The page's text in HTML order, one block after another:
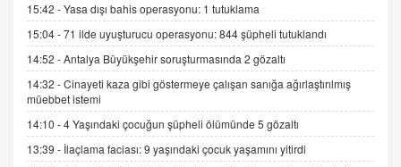
İNCİ GÜL AKÖL
Trump Keşke Adana'yı da Ziyaret Etse...
06.07.2026 13:00
ADEM AKÖL
Esed Destekçilerinin Yüzüne Vurulan Şamar:
Sednaya
11.12.2024 12:30
15:42 -Yasa dışı bahis operasyonu: 1 tutuklama
15:04 -71 ilde uyuşturucu operasyonu: 844 şüpheli tutuklandı
14:52 -Antalya Büyükşehir soruşturmasında 2 gözaltı
14:32 -Cinayeti kaza gibi göstermeye çalışan sanığa ağırlaştırılmış
müebbet istemi
14:10 -4 Yaşındaki çocuğun şüpheli ölümünde 5 gözaltı
13:39 - İlaçlama faciası: 9 yaşındaki çocuk yaşamını yitirdi